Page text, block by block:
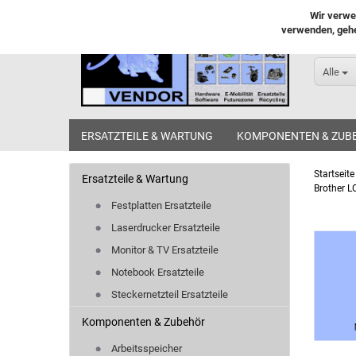
Alle
Wir
verwenden,
ERSATZTEILE & WARTUNG KOMPONENTEN &
Startseite
Brother
Ersatzteile & Wartung
Festplatten Ersatzteile
Laserdrucker Ersatzteile
Monitor & TV Ersatzteile
Notebook Ersatzteile
Steckernetzteil Ersatzteile
Komponenten & Zubehör
Arbeitsspeicher